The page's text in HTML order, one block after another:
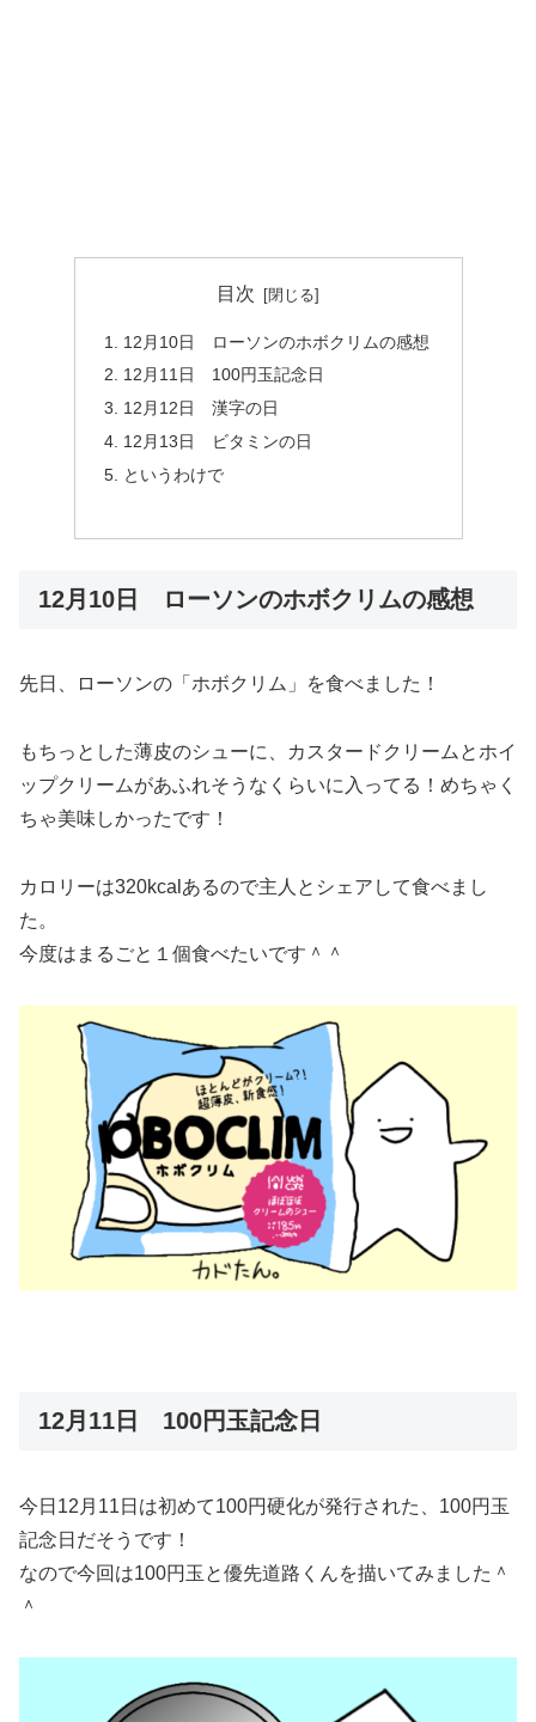
目次
12月10日 ローソンのホボクリムの感想
12月11日 100円玉記念日
12月12日 漢字の日
12月13日 ビタミンの日
というわけで
12月10日 ローソンのホボクリムの感想
先日、ローソンの「ホボクリム」を食べました！
もちっとした薄皮のシューに、カスタードクリームとホイ
ップクリームがあふれそうなくらいに入ってる！めちゃく
ちゃ美味しかったです！
カロリーは320kcalあるので主人とシェアして食べまし
た。
今度はまるごと１個食べたいです＾＾
12月11日 100円玉記念日
今日12月11日は初めて100円硬化が発行された、100円玉
記念日だそうです！
なので今回は100円玉と優先道路くんを描いてみました＾
＾